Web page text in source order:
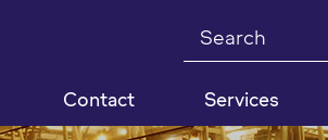
Search
Contact Services